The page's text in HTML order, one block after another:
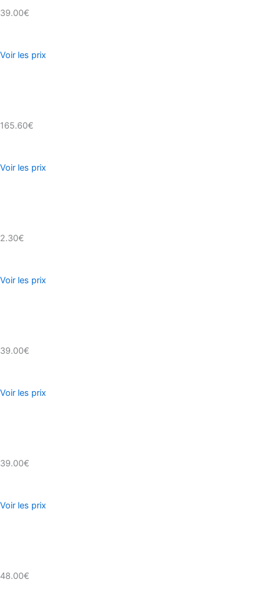
39.00€
Voir les prix
165.60€
Voir les prix
2.30€
Voir les prix
39.00€
Voir les prix
39.00€
Voir les prix
48.00€